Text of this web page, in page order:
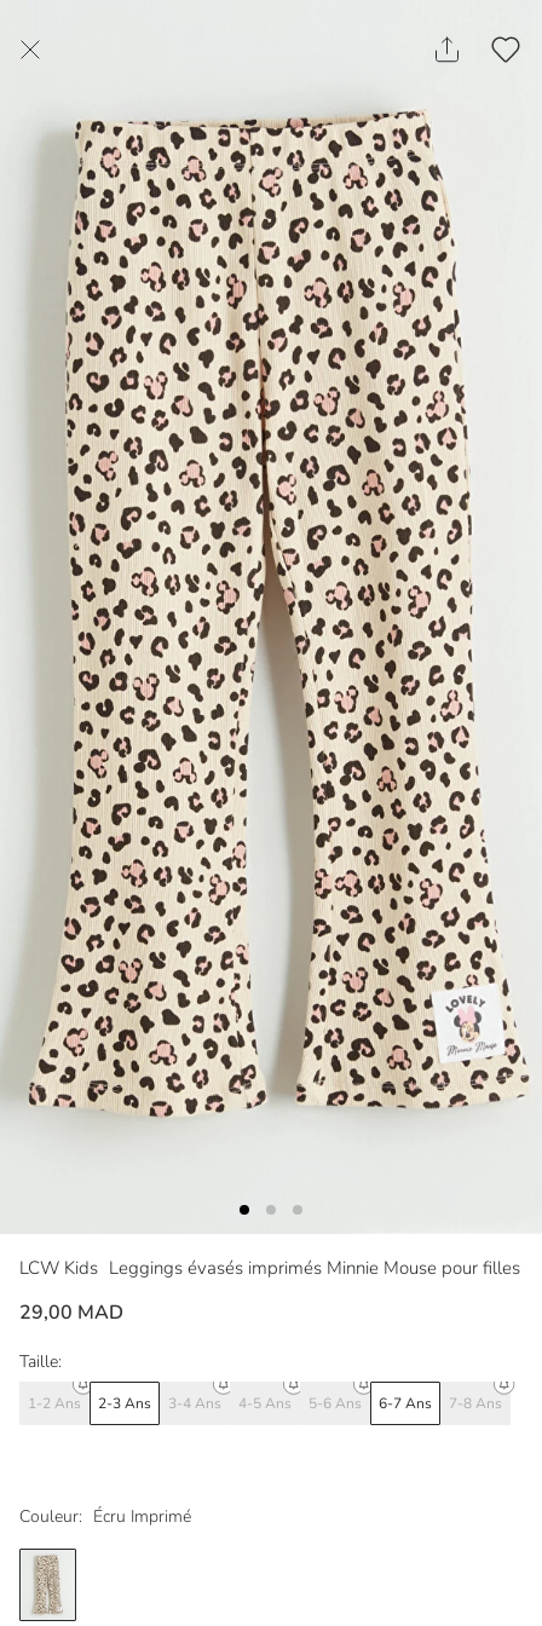
LCW Kids Leggings évasés imprimés Minnie Mouse pour filles
29,00 MAD
Couleur: Écru Imprimé
Taille:
1-2 Ans 2-3 Ans 3-4 Ans 4-5 Ans 5-6 Ans 6-7 Ans 7-8 Ans